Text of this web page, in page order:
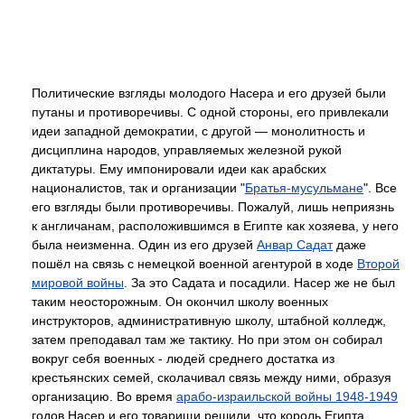
Политические взгляды молодого Насера и его друзей были
путаны и противоречивы. С одной стороны, его привлекали
идеи западной демократии, с другой — монолитность и
дисциплина народов, управляемых железной рукой
диктатуры. Ему импонировали идеи как арабских
националистов, так и организации "Братья-мусульмане". Все
его взгляды были противоречивы. Пожалуй, лишь неприязнь
к англичанам, расположившимся в Египте как хозяева, у него
была неизменна. Один из его друзей Анвар Садатдаже
пошёл на связь с немецкой военной агентурой в ходе Второй
мировой войны . За это Садата и посадили. Насер же не был
таким неосторожным. Он окончил школу военных
инструкторов, административную школу, штабной колледж,
затем преподавал там же тактику. Но при этом он собирал
вокруг себя военных - людей среднего достатка из
крестьянских семей, сколачивал связь между ними, образуя
организацию. Во время арабо-израильской войны 1948-1949
годов Насер и его товарищи решили, что король Египта